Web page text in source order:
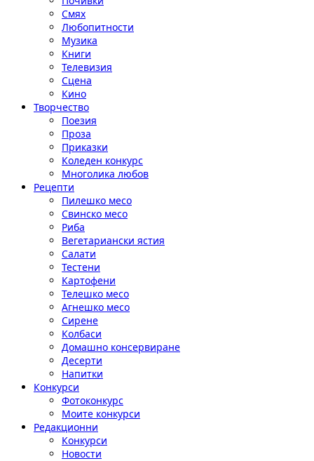
Смях
Любопитности
Музика
Книги
Телевизия
Сцена
Кино
Творчество
Поезия
Проза
Приказки
Коледен конкурс
Многолика любов
Рецепти
Пилешко месо
Свинско месо
Риба
Вегетариански ястия
Салати
Тестени
Картофени
Телешко месо
Агнешко месо
Сирене
Колбаси
Домашно консервиране
Десерти
Напитки
Конкурси
Фотоконкурс
Моите конкурси
Редакционни
Конкурси
Новости